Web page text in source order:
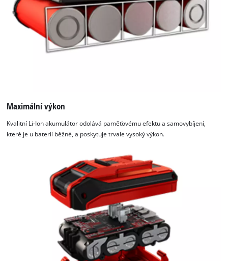
Maximální výkon
Kvalitní Li-Ion akumulátor odolává paměťovému efektu a samovybíjení,
které je u baterií běžné, a poskytuje trvale vysoký výkon.